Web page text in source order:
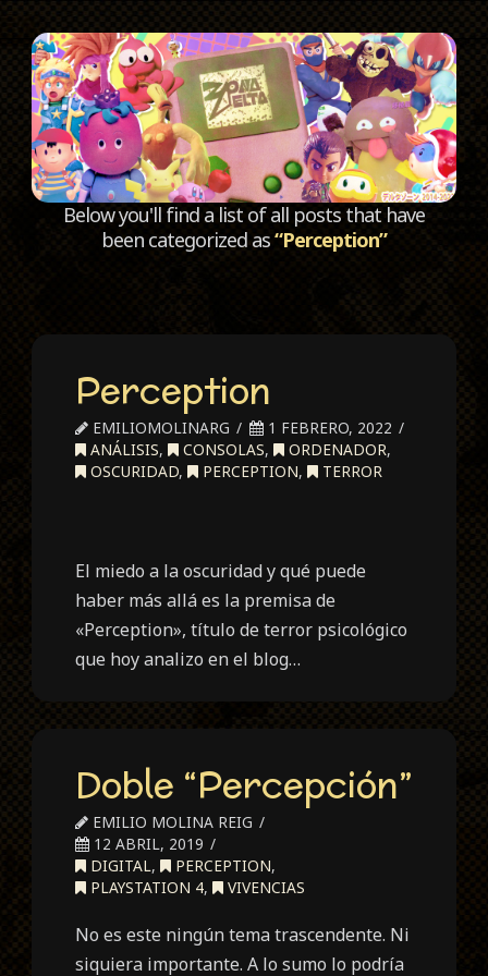
Below you'll find a list of all posts that have
been categorized as“Perception”
Perception
EMILIOMOLINARG
1 FEBRERO, 2022
ANÁLISIS, CONSOLAS, ORDENADOR,
OSCURIDAD, PERCEPTION, TERROR
El miedo a la oscuridad y qué puede
haber más allá es la premisa de
«Perception», título de terror psicológico
que hoy analizo en el blog…
Doble “Percepción”
EMILIO MOLINA REIG
12 ABRIL, 2019
DIGITAL, PERCEPTION,
PLAYSTATION 4, VIVENCIAS
No es este ningún tema trascendente. Ni
siquiera importante. A lo sumo lo podría